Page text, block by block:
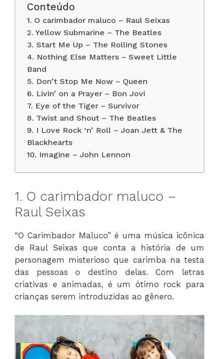
Conteúdo
1. O carimbador maluco – Raul Seixas
2. Yellow Submarine – The Beatles
3. Start Me Up – The Rolling Stones
4. Nothing Else Matters – Sweet Little
Band
5. Don’t Stop Me Now – Queen
6. Livin’ on a Prayer – Bon Jovi
7. Eye of the Tiger – Survivor
8. Twist and Shout – The Beatles
9. I Love Rock ‘n’ Roll – Joan Jett & The
Blackhearts
10. Imagine – John Lennon
1. O carimbador maluco –
Raul Seixas
“O Carimbador Maluco” é uma música icônica
de Raul Seixas que conta a história de um
personagem misterioso que carimba na testa
das pessoas o destino delas. Com letras
criativas e animadas, é um ótimo rock para
crianças serem introduzidas ao gênero.